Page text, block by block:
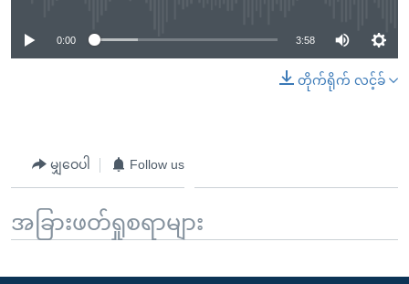
0:00 3:58
တိုက်ရိုက် လင့်ခ်
မျှဝေပါ Follow us
အခြားဖတ်ရှုစရာများ